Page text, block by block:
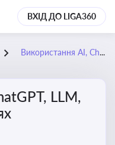
ВХІД ДО LIGA360
Використання AI, ChatGPT, LLM, чат-ботів в компаніях
LLM,